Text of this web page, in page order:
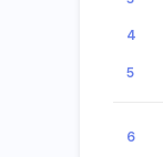
4
5
6